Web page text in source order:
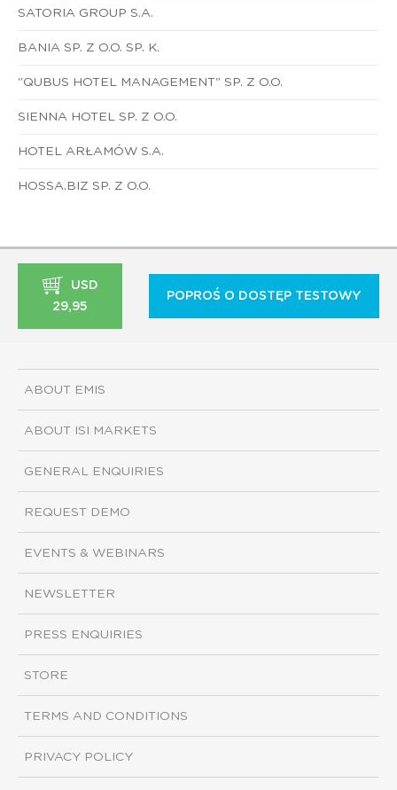
SATORIA GROUP S.A.
BANIA SP. Z O.O. SP. K.
"QUBUS HOTEL MANAGEMENT" SP. Z O.O.
SIENNA HOTEL SP. Z O.O.
HOTEL ARŁAMÓW S.A.
HOSSA.BIZ SP. Z O.O.
USD
29,95
POPROŚ O DOSTĘP TESTOWY
ABOUT EMIS
ABOUT ISI MARKETS
GENERAL ENQUIRIES
REQUEST DEMO
EVENTS & WEBINARS
NEWSLETTER
PRESS ENQUIRIES
STORE
TERMS AND CONDITIONS
PRIVACY POLICY